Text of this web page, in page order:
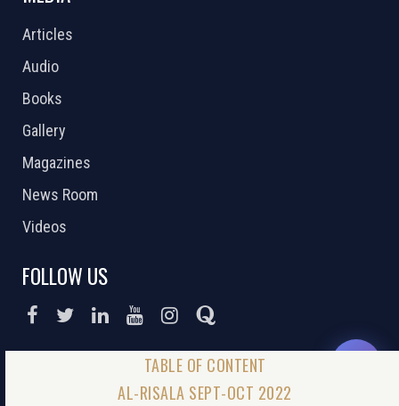
AL-RISALA SEPT-OCT 2022
Articles
Audio
Books
Gallery
Magazines
News Room
Videos
FOLLOW US
DONATE NOW